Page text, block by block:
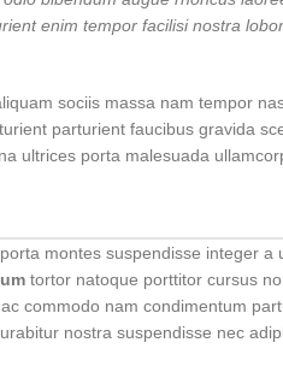
enim tempor facilisi nostra
sociis massa nam tempor
parturient faucibus gravida
ultrices porta malesuada
montes suspendisse integer a
tortor natoque porttitor cursus
commodo nam condimentum
nostra suspendisse nec